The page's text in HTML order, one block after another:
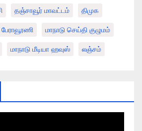
தஞ்சாவூர் மாவட்டம் திமுக
பேராவூரணி மாநாடு செய்தி குழுமம்
மாநாடு மீடியா ஹவுஸ் லஞ்சம்